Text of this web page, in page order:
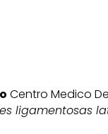
Centro Medico
ligamentosas